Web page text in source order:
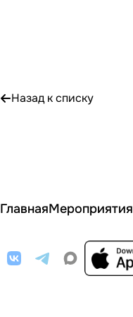
Назад к списку
ГлавнаяМероприятия